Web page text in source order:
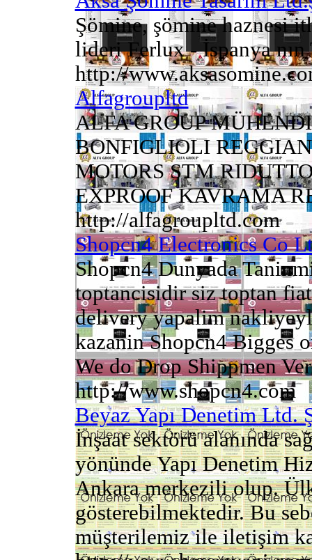
Şömine, şömine haznesi
lideri Ferlux - İspanya
http://
Alfagroupltd
ALFA GROUP
BONFIGLIOLI
MOTORS STM
EXPROOF KAVRAMA
http://alfagroupltd.com
Shopcn4 Electronics Co
Shopcn4 Dunyada
toptancisidir siz toptan
delivery yapalim
kazanin Shopcn4 Bigges
We do Drop Shippmen
http://www.shopcn4.com
Beyaz Yapı Denetim Ltd.
İnşaat sektörü alanında
yönünde Yapı Denetim
Ankara merkezili olup.
gösterebilmektedir. Bu
müşterilemiz ile iletişim